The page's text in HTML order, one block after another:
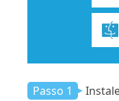
Passo 1